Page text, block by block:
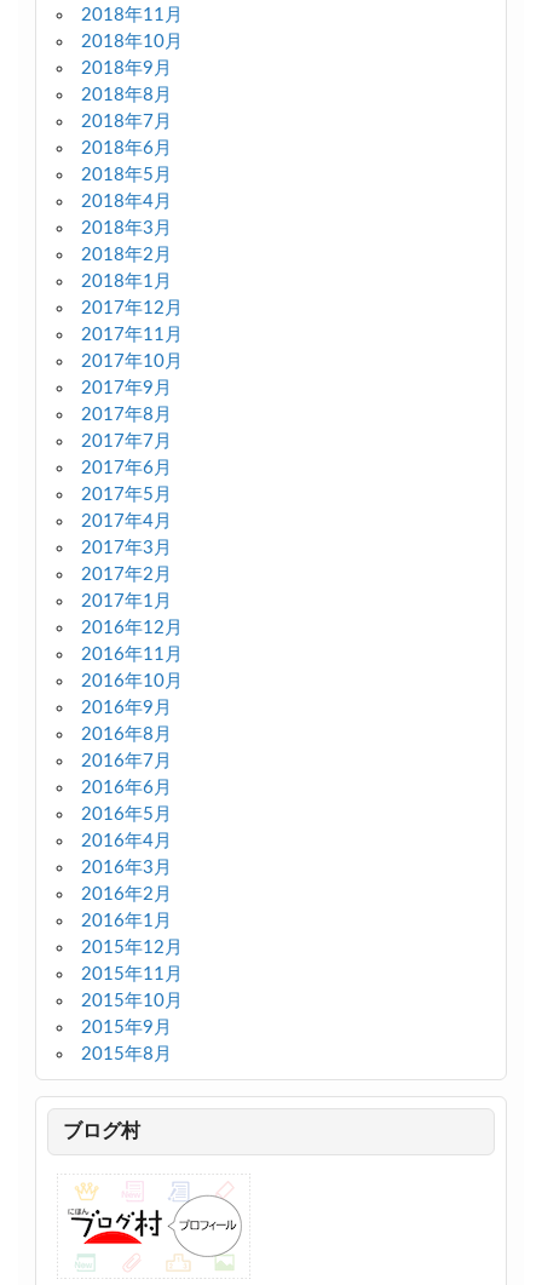
2018年11月
2018年10月
2018年9月
2018年8月
2018年7月
2018年6月
2018年5月
2018年4月
2018年3月
2018年2月
2018年1月
2017年12月
2017年11月
2017年10月
2017年9月
2017年8月
2017年7月
2017年6月
2017年5月
2017年4月
2017年3月
2017年2月
2017年1月
2016年12月
2016年11月
2016年10月
2016年9月
2016年8月
2016年7月
2016年6月
2016年5月
2016年4月
2016年3月
2016年2月
2016年1月
2015年12月
2015年11月
2015年10月
2015年9月
2015年8月
ブログ村